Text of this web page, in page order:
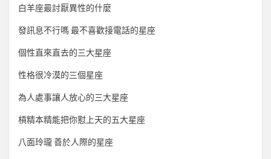
白羊座最討厭異性的什麼
發訊息不行嗎 最不喜歡接電話的星座
個性直來直去的三大星座
性格很冷漠的三個星座
為人處事讓人放心的三大星座
槓精本精能把你懟上天的五大星座
八面玲瓏 善於人際的星座